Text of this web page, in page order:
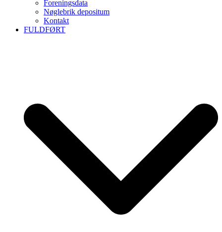
Foreningsdata
Nøglebrik depositum
Kontakt
FULDFØRT